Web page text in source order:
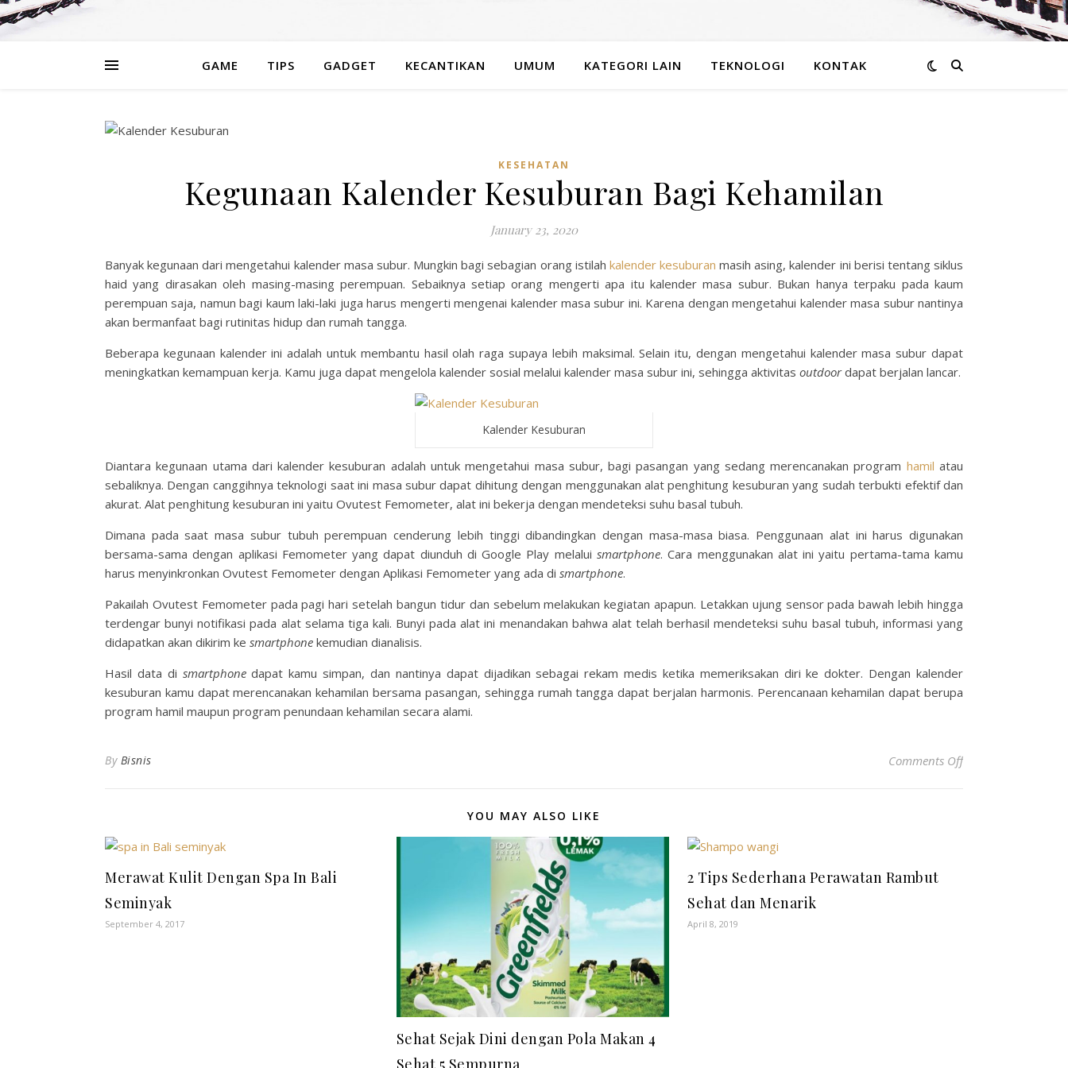
GAME TIPS GADGET KECANTIKAN UMUM KATEGORI LAIN TEKNOLOGI KONTAK
KESEHATAN
Kegunaan Kalender Kesuburan Bagi Kehamilan
January 23, 2020
Banyak kegunaan dari mengetahui kalender masa subur. Mungkin bagi sebagian orang istilah kalender kesuburan masih asing, kalender ini berisi tentang siklus
haid yang dirasakan oleh masing-masing perempuan. Sebaiknya setiap orang mengerti apa itu kalender masa subur. Bukan hanya terpaku pada kaum
perempuan saja, namun bagi kaum laki-laki juga harus mengerti mengenai kalender masa subur ini. Karena dengan mengetahui kalender masa subur nantinya
akan bermanfaat bagi rutinitas hidup dan rumah tangga.
Beberapa kegunaan kalender ini adalah untuk membantu hasil olah raga supaya lebih maksimal. Selain itu, dengan mengetahui kalender masa subur dapat
meningkatkan kemampuan kerja. Kamu juga dapat mengelola kalender sosial melalui kalender masa subur ini, sehingga aktivitas outdoordapat berjalan lancar.
Kalender Kesuburan
Diantara kegunaan utama darikalender kesuburan adalah untuk mengetahui masa subur, bagi pasangan yang sedang merencanakan program hamil atau
sebaliknya. Dengan canggihnya teknologi saat ini masa subur dapat dihitung dengan menggunakan alat penghitung kesuburan yang sudah terbukti efektif dan
akurat. Alat penghitung kesuburan ini yaitu Ovutest Femometer, alat ini bekerja dengan mendeteksi suhu basal tubuh.
Dimana pada saat masa subur tubuh perempuan cenderung lebih tinggi dibandingkan dengan masa-masa biasa. Penggunaan alat ini harus digunakan
bersama-sama dengan aplikasi Femometer yang dapat diunduh di Google Play melaluismartphone. Cara menggunakan alat ini yaitu pertama-tama kamu
harus menyinkronkan Ovutest Femometer dengan Aplikasi Femometer yang ada di smartphone.
Pakailah Ovutest Femometer pada pagi hari setelah bangun tidur dan sebelum melakukan kegiatan apapun. Letakkan ujung sensor pada bawah lebih hingga
terdengar bunyi notifikasi pada alat selama tiga kali. Bunyi pada alat ini menandakan bahwa alat telah berhasil mendeteksi suhu basal tubuh, informasi yang
didapatkan akan dikirim ke smartphone kemudian dianalisis.
Hasil data di smartphonedapat kamu simpan, dan nantinya dapat dijadikan sebagai rekam medis ketika memeriksakan diri ke dokter. Dengankalender
kesuburan kamu dapat merencanakan kehamilan bersama pasangan, sehingga rumah tangga dapat berjalan harmonis. Perencanaan kehamilan dapat berupa
program hamil maupun program penundaan kehamilan secara alami.
By Bisnis Comments Offon Kegunaan
YOU MAY ALSO LIKE
Merawat Kulit Dengan Spa In Bali
Seminyak
September 4, 2017
Sehat Sejak Dini dengan Pola Makan 4
Sehat 5 Sempurna
2 Tips Sederhana Perawatan Rambut
Sehat dan Menarik
April 8, 2019